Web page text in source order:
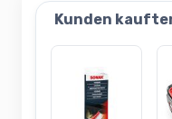
Kunden